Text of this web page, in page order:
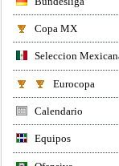
Copa MX
Seleccion
Eurocopa
Calendario
Equipos